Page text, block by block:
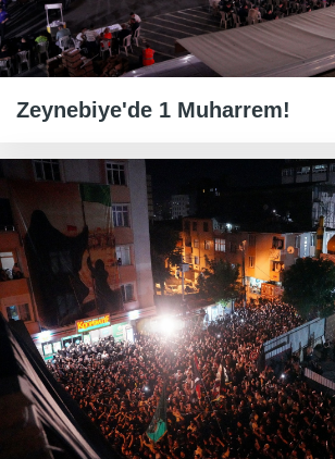
Zeynebiye'de 1 Muharrem!